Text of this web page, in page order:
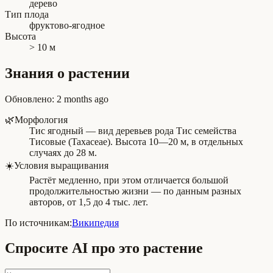
дерево
Тип плода
фруктово-ягодное
Высота
> 10 м
Знания о растении
Обновлено: 2 months ago
🌿Морфология
Тис ягодный — вид деревьев рода Тис семейства
Тисовые (Taxaceae). Высота 10—20 м, в отдельных
случаях до 28 м.
☀️Условия выращивания
Растёт медленно, при этом отличается большой
продолжительностью жизни — по данным разных
авторов, от 1,5 до 4 тыс. лет.
По источникам:Википедия
Спросите AI про это растение